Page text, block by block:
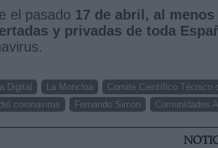
el pasado 17 de abril, al
y privadas de toda
Digital La Moncloa Comité Científico Técnico
coronavirus
Fernando Simón Comunidades